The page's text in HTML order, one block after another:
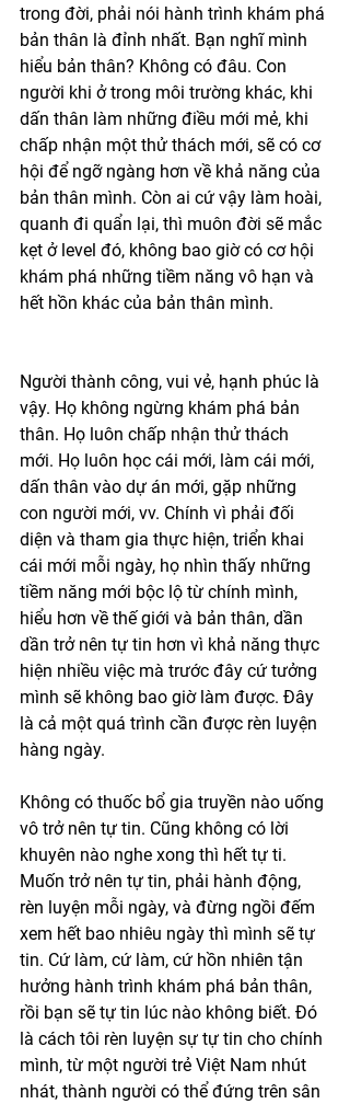
trong đời, phải nói hành trình khám phá
bản thân là đỉnh nhất. Bạn nghĩ mình
hiểu bản thân? Không có đâu. Con
người khi ở trong môi trường khác, khi
dấn thân làm những điều mới mẻ, khi
chấp nhận một thử thách mới, sẽ có cơ
hội để ngỡ ngàng hơn về khả năng của
bản thân mình. Còn ai cứ vậy làm hoài,
quanh đi quẩn lại, thì muôn đời sẽ mắc
kẹt ở level đó, không bao giờ có cơ hội
khám phá những tiềm năng vô hạn và
hết hồn khác của bản thân mình.
Người thành công, vui vẻ, hạnh phúc là
vậy. Họ không ngừng khám phá bản
thân. Họ luôn chấp nhận thử thách
mới. Họ luôn học cái mới, làm cái mới,
dấn thân vào dự án mới, gặp những
con người mới, vv. Chính vì phải đối
diện và tham gia thực hiện, triển khai
cái mới mỗi ngày, họ nhìn thấy những
tiềm năng mới bộc lộ từ chính mình,
hiểu hơn về thế giới và bản thân, dần
dần trở nên tự tin hơn vì khả năng thực
hiện nhiều việc mà trước đây cứ tưởng
mình sẽ không bao giờ làm được. Đây
là cả một quá trình cần được rèn luyện
hàng ngày.
Không có thuốc bổ gia truyền nào uống
vô trở nên tự tin. Cũng không có lời
khuyên nào nghe xong thì hết tự ti.
Muốn trở nên tự tin, phải hành động,
rèn luyện mỗi ngày, và đừng ngồi đếm
xem hết bao nhiêu ngày thì mình sẽ tự
tin. Cứ làm, cứ làm, cứ hồn nhiên tận
hưởng hành trình khám phá bản thân,
rồi bạn sẽ tự tin lúc nào không biết. Đó
là cách tôi rèn luyện sự tự tin cho chính
mình, từ một người trẻ Việt Nam nhút
nhát, thành người có thể đứng trên sân